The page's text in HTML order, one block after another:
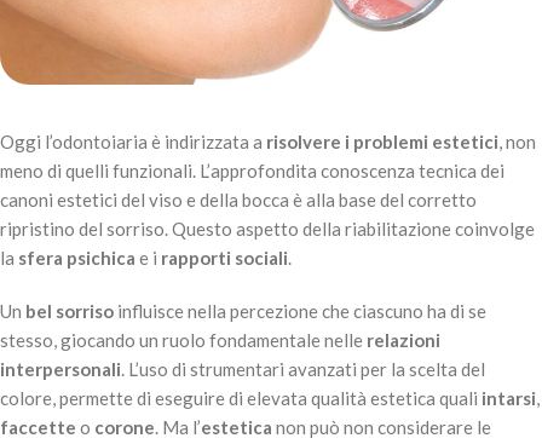
Oggi l’odontoiaria è indirizzata a risolvere i problemi estetici, non
meno di quelli funzionali. L’approfondita conoscenza tecnica dei
canoni estetici del viso e della bocca è alla base del corretto
ripristino del sorriso. Questo aspetto della riabilitazione coinvolge
la sfera psichica e i rapporti sociali.
Un bel sorriso influisce nella percezione che ciascuno ha di se
stesso, giocando un ruolo fondamentale nelle relazioni
interpersonali. L’uso di strumentari avanzati per la scelta del
colore, permette di eseguire di elevata qualità estetica quali intarsi,
faccette o corone. Ma l’estetica non può non considerare le